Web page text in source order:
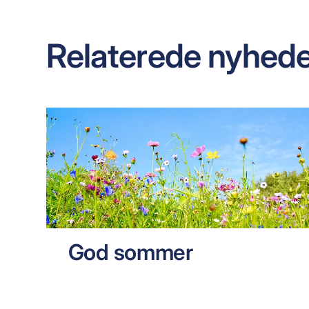
Relaterede
God sommer